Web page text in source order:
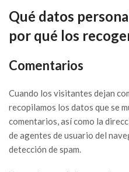
Qué datos
por qué los
Comentarios
Cuando los visitantes dejan
recopilamos los datos que se
comentarios, así como la
de agentes de usuario del
detección de spam.